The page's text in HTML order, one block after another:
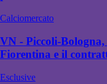
Calciomercato
VN - Piccoli-
Fiorentina e il
Esclusive